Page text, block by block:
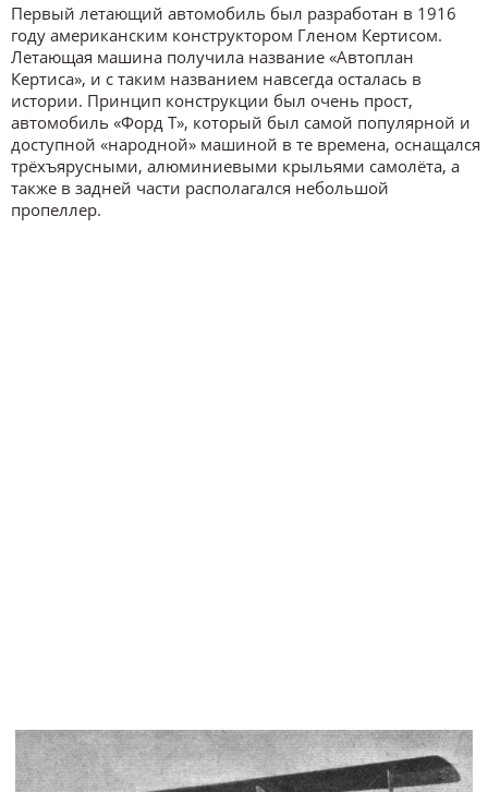
Первый летающий автомобиль был разработан в 1916
году американским конструктором Гленом Кертисом.
Летающая машина получила название «Автоплан
Кертиса», и с таким названием навсегда осталась в
истории. Принцип конструкции был очень прост,
автомобиль «Форд Т», который был самой популярной и
доступной «народной» машиной в те времена, оснащался
трёхъярусными, алюминиевыми крыльями самолёта, а
также в задней части располагался небольшой
пропеллер.